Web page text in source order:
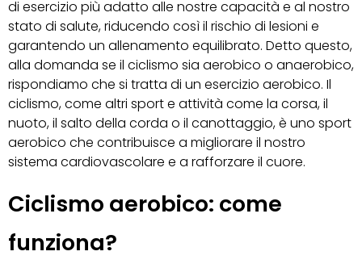
di esercizio più adatto alle nostre capacità e al nostro
stato di salute, riducendo così il rischio di lesioni e
garantendo un allenamento equilibrato. Detto questo,
alla domanda se il ciclismo sia aerobico o anaerobico,
rispondiamo che si tratta di un esercizio aerobico. Il
ciclismo, come altri sport e attività come la corsa, il
nuoto, il salto della corda o il canottaggio, è uno sport
aerobico che contribuisce a migliorare il nostro
sistema cardiovascolare e a rafforzare il cuore.
Ciclismo aerobico: come
funziona?